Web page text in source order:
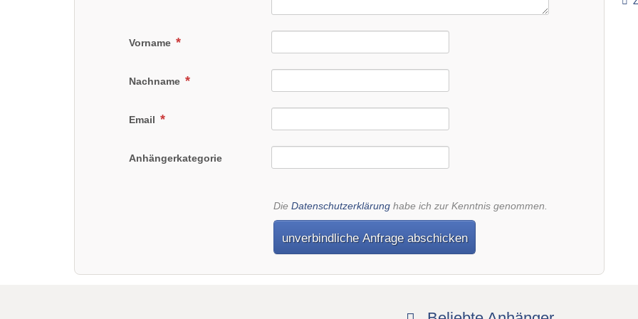
Vorname
Nachname
Email
Anhängerkategorie
DieDatenschutzerklärung habe ich zur Kenntnis genommen.
unverbindliche Anfrage abschicken